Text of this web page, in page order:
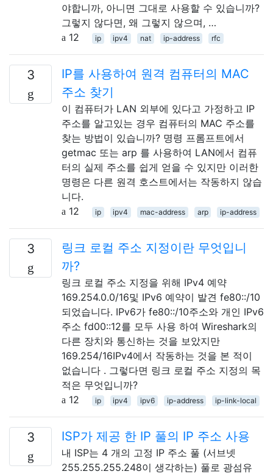
야합니까, 아니면 그대로 사용할 수 있습니까?
그렇지 않다면, 왜 그렇지 않으며, …
12
ip ipv4 nat ip-address rfc
3
IP를 사용하여 원격 컴퓨터의 MAC
주소 찾기
이 컴퓨터가 LAN 외부에 있다고 가정하고 IP
주소를 알고있는 경우 컴퓨터의 MAC 주소를
찾는 방법이 있습니까? 명령 프롬프트에서
getmac 또는 arp 를 사용하여 LAN에서 컴퓨
터의 실제 주소를 쉽게 얻을 수 있지만 이러한
명령은 다른 원격 호스트에서는 작동하지 않습
니다.
12
ip ipv4 mac-address arp ip-address
3
링크 로컬 주소 지정이란 무엇입니
까?
링크 로컬 주소 지정을 위해 IPv4 예약
169.254.0.0/16및 IPv6 예약이 발견 fe80::/10
되었습니다. IPv6가 fe80::/10주소와 개인 IPv6
주소 fd00::12를 모두 사용 하여 Wireshark의
다른 장치와 통신하는 것을 보았지만
169.254/16IPv4에서 작동하는 것을 본 적이
없습니다 . 그렇다면 링크 로컬 주소 지정의 목
적은 무엇입니까?
12
ip ipv4 ipv6 ip-address ip-link-local
3 ISP가 제공 한 IP 풀의 IP 주소 사용
내 ISP는 4 개의 고정 IP 주소 풀 (서브넷
255.255.255.248이 생각하는) 풀로 광섬유